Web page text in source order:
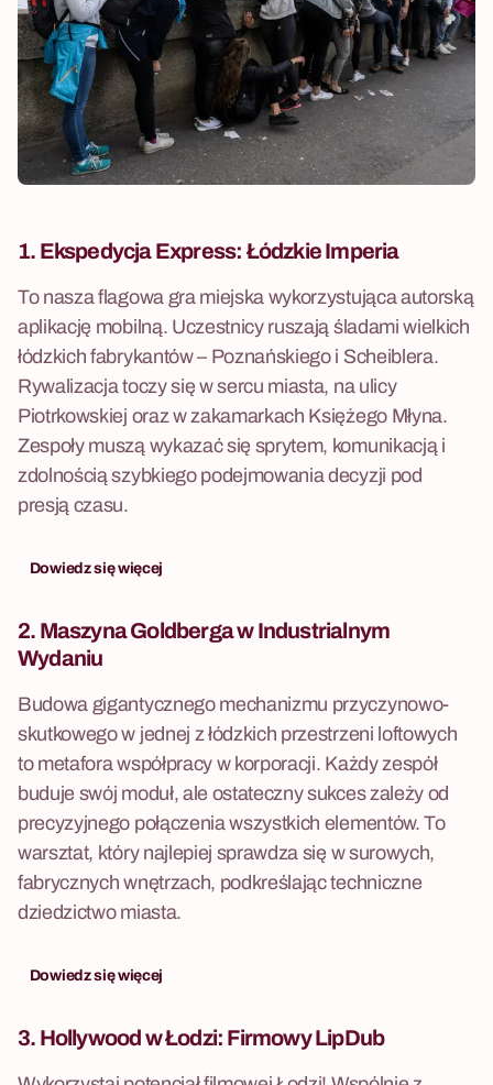
1. Ekspedycja Express: Łódzkie Imperia
To nasza flagowa gra miejska wykorzystująca autorską
aplikację mobilną. Uczestnicy ruszają śladami wielkich
łódzkich fabrykantów – Poznańskiego i Scheiblera.
Rywalizacja toczy się w sercu miasta, na ulicy
Piotrkowskiej oraz w zakamarkach Księżego Młyna.
Zespoły muszą wykazać się sprytem, komunikacją i
zdolnością szybkiego podejmowania decyzji pod
presją czasu.
Dowiedz się więcej
2. Maszyna Goldbergaw Industrialnym
Wydaniu
Budowa gigantycznego mechanizmu przyczynowo-
skutkowego w jednej z łódzkich przestrzeni loftowych
to metafora współpracy w korporacji. Każdy zespół
buduje swój moduł, ale ostateczny sukces zależy od
precyzyjnego połączenia wszystkich elementów. To
warsztat, który najlepiej sprawdza się w surowych,
fabrycznych wnętrzach, podkreślając techniczne
dziedzictwo miasta.
Dowiedz się więcej
3. Hollywood w Łodzi: Firmowy LipDub